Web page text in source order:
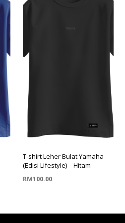
T-shirt Leher Bulat Yamaha
(Edisi Lifestyle) – Hitam
RM100.00
This